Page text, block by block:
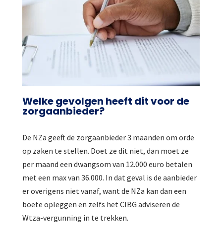
Welke gevolgen heeft dit voor de
zorgaanbieder?
De NZa geeft de zorgaanbieder 3 maanden om orde
op zaken te stellen. Doet ze dit niet, dan moet ze
per maand een dwangsom van 12.000 euro betalen
met een max van 36.000. In dat geval is de aanbieder
er overigens niet vanaf, want de NZa kan dan een
boete opleggen en zelfs het CIBG adviseren de
Wtza-vergunning in te trekken.